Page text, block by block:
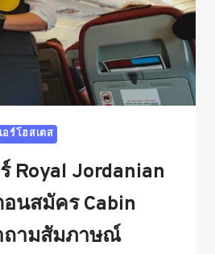
ร์โฮสเตส
Royal Jordanian
นสมัคร Cabin
ถามสัมภาษณ์